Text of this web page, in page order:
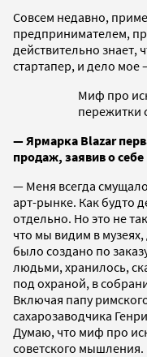
Совсем недавно,
предпринимателем,
действительно знает,
стартапер, и дело мое
Миф про
пережитки
— Ярмарка Blazar
продаж, заявив о
— Меня всегда
арт-рынке. Как будто
отдельно. Но это не
что мы видим в
было создано по
людьми, хранилось,
под охраной, в
Включая папу
сахарозаводчика
Думаю, что миф про
советского мышления.